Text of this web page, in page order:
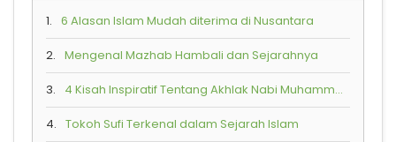
1. 6 Alasan Islam Mudah diterima di Nusantara
2. Mengenal Mazhab Hambali dan Sejarahnya
3. 4 Kisah Inspiratif Tentang Akhlak Nabi Muhammad SAW
4. Tokoh Sufi Terkenal dalam Sejarah Islam